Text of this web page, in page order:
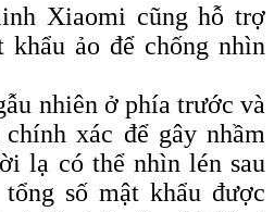
Xiaomi cũng hỗ trợ
khẩu ảo để chống nhìn
nhiên ở phía trước và
xác để gây nhầm
lạ có thể nhìn lén sau
số mật khẩu được